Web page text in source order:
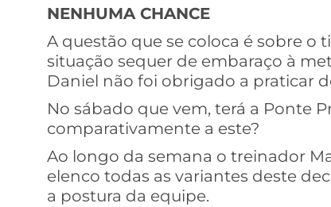
NENHUMA CHANCE
A questão que se coloca é sobre
situação sequer de embaraço à
Daniel não foi obrigado a praticar
No sábado que vem, terá a Ponte
comparativamente a este?
Ao longo da semana o treinador
elenco todas as variantes deste
a postura da equipe.